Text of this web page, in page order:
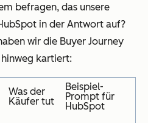
befragen, das unsere
in der Antwort auf?
wir die Buyer Journey
hinweg kartiert:
Was der
Käufer tut
Beispiel-
Prompt für
HubSpot